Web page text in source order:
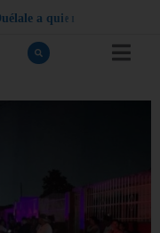
ué a e a quie n